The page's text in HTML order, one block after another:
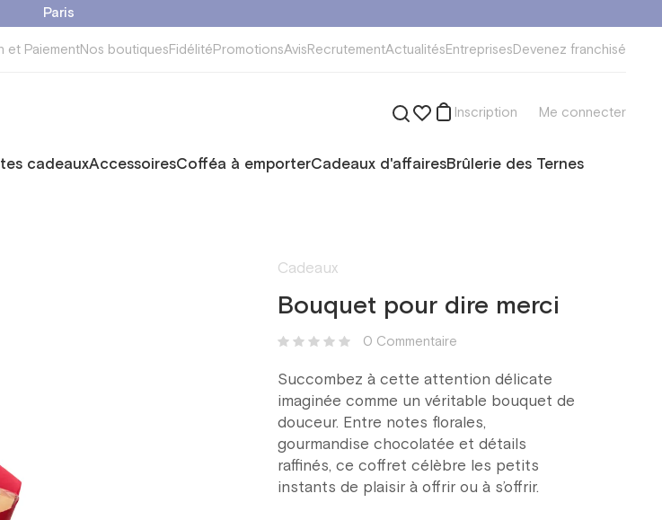
Paris
et PaiementNos boutiquesFidélitéPromotionsAvisRecrutementActualitésEntreprisesDevenez franchisé
Inscription Me connecter
cadeauxAccessoiresCofféa à emporterCadeaux d'affairesBrûlerie des Ternes
Cadeaux
Bouquet pour dire merci
0 Сommentaire
Succombez à cette attention délicate
imaginée comme un véritable bouquet de
douceur. Entre notes florales,
gourmandise chocolatée et détails
raffinés, ce coffret célèbre les petits
instants de plaisir à offrir ou à s’offrir.